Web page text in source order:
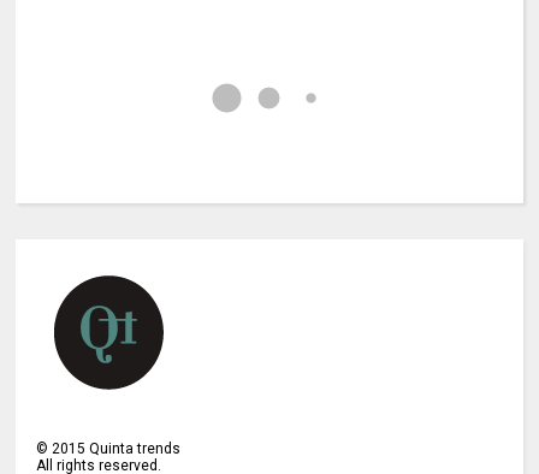
©2015 Quinta trends
All rights reserved.